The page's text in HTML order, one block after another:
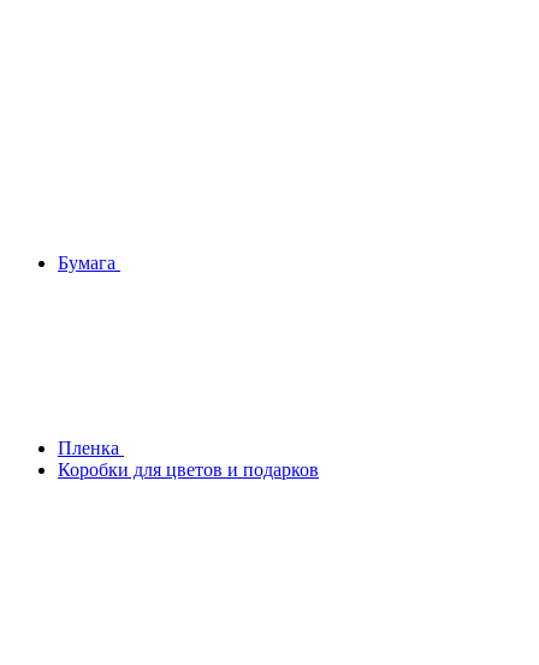
Бумага
Плeнка
Коробки для цветов и подарков